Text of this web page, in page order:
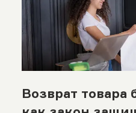
Возврат товара